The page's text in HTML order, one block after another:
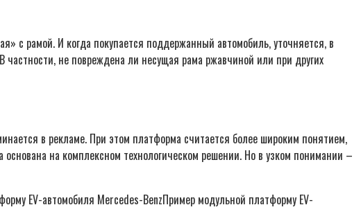
с рамой. И когда покупается поддержанный автомобиль, уточняется, в
частности, не повреждена ли несущая рама ржавчиной или при других
в рекламе. При этом платформа считается более широким понятием,
на комплексном технологическом решении. Но в узком понимании –
Пример модульной платформу EV-